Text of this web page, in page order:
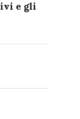
e gli